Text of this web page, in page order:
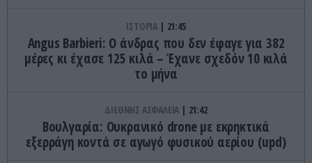
ΙΣΤΟΡΙΑ 21:45
Angus Barbieri: Ο άνδρας που δεν έφαγε για 382
μέρες κι έχασε 125 κιλά – Έχανε σχεδόν 10 κιλά
το μήνα
ΔΙΕΘΝΗΣ ΑΣΦΑΛΕΙΑ 21:42
Βουλγαρία: Ουκρανικό drone με εκρηκτικά
εξερράγη κοντά σε αγωγό φυσικού αερίου (upd)